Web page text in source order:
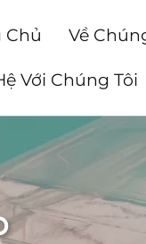
Chủ Về
Với Chúng Tôi